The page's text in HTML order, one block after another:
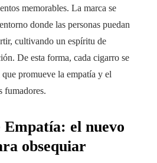
memorables. La marca se
donde las personas puedan
cultivando un espíritu de
De esta forma, cada cigarro se
promueve la empatía y el
fumadores.
Empatía: el nuevo
obsequiar